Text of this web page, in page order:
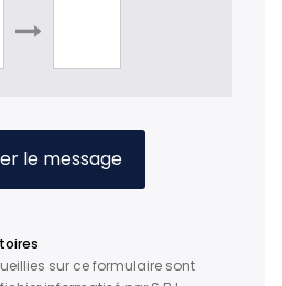
le message
sur ce formulaire sont